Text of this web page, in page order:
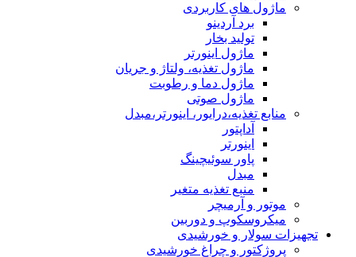
ماژول های کاربردی
برد آردینو
تولید بخار
ماژول اینورتر
ماژول تغذیه، ولتاژ و جریان
ماژول دما و رطوبت
ماژول صوتی
منابع تغذیه،درایور، اینورتر،مبدل
آداپتور
اینورتر
پاور سوئیچینگ
مبدل
منبع تغذیه متغیر
موتور و آرمیچر
میکروسکوپ و دوربین
تجهیزات سولار و خورشیدی
پروژکتور و چراغ خورشیدی